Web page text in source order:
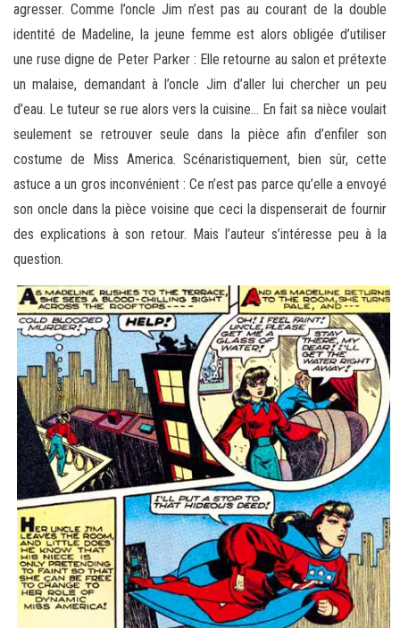
agresser. Comme l’oncle Jim n’est pas au courant de la double
identité de Madeline, la jeune femme est alors obligée d’utiliser
une ruse digne de Peter Parker : Elle retourne au salon et prétexte
un malaise, demandant à l’oncle Jim d’aller lui chercher un peu
d’eau. Le tuteur se rue alors vers la cuisine… En fait sa nièce voulait
seulement se retrouver seule dans la pièce afin d’enfiler son
costume de Miss America. Scénaristiquement, bien sûr, cette
astuce a un gros inconvénient : Ce n’est pas parce qu’elle a envoyé
son oncle dans la pièce voisine que ceci la dispenserait de fournir
des explications à son retour. Mais l’auteur s’intéresse peu à la
question.